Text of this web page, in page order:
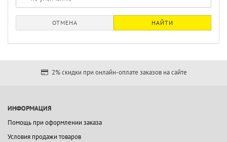
ОТМЕНА НАЙТИ
2% скидки при онлайн-оплате заказов на сайте
ИНФОРМАЦИЯ
Помощь при оформлении заказа
Условия продажи товаров